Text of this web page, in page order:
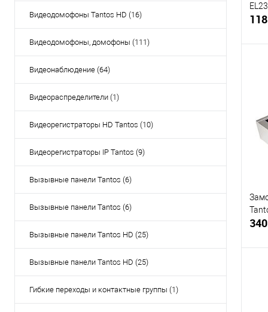
Видеодомофоны Tantos HD (16)
Видеодомофоны, домофоны (111)
Видеонаблюдение (64)
Видеораспределители (1)
Видеорегистраторы HD Tantos (10)
Видеорегистраторы IP Tantos (9)
Вызывные панели Tantos (6)
Вызывные панели Tantos (6)
Вызывные панели Tantos HD (25)
Вызывные панели Tantos HD (25)
Гибкие переходы и контактные группы (1)
В